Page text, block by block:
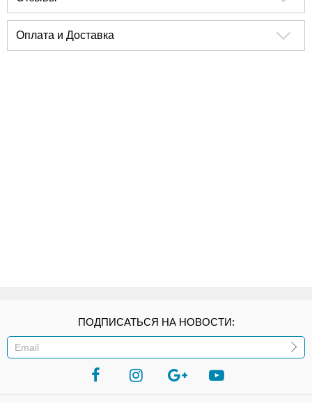
Оплата и Доставка
ПОДПИСАТЬСЯ НА НОВОСТИ: